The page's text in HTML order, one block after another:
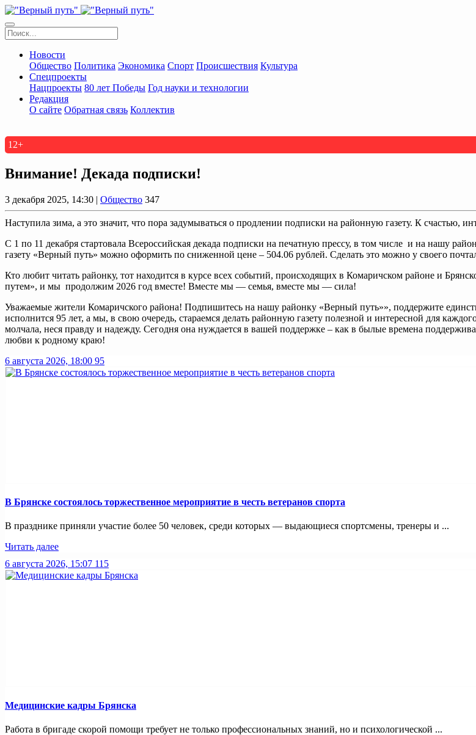
Новости
Общество Политика Экономика Спорт Происшествия Культура
Спецпроекты
Нацпроекты 80 лет Победы Год науки и технологии
Редакция
О сайте Обратная связь Коллектив
12+
Внимание! Декада подписки!
3 декабря 2025, 14:30 | Общество 347
Наступила зима, а это значит, что пора задумываться о продлении подписки на районную газету. К счастью,
С 1 по 11 декабря стартовала Всероссийская декада подписки на печатную прессу, в том числе и на нашу
газету «Верный путь» можно оформить по сниженной цене – 504.06 рублей. Сделать это можно у своего
Кто любит читать районку, тот находится в курсе всех событий, происходящих в Комаричском районе и
путем», и мы продолжим 2026 год вместе! Вместе мы — семья, вместе мы — сила!
Уважаемые жители Комаричского района! Подпишитесь на нашу районку «Верный путь»», поддержите
исполнится 95 лет, а мы, в свою очередь, стараемся делать районную газету полезной и интересной для
молчала, неся правду и надежду. Сегодня она нуждается в вашей поддержке – как в былые времена
любви к родному краю!
6 августа 2026, 18:00 95
В Брянске состоялось торжественное мероприятие в честь ветеранов спорта
В празднике приняли участие более 50 человек, среди которых — выдающиеся спортсмены, тренеры и ...
Читать далее
6 августа 2026, 15:07 115
Медицинские кадры Брянска
Работа в бригаде скорой помощи требует не только профессиональных знаний, но и психологической ...